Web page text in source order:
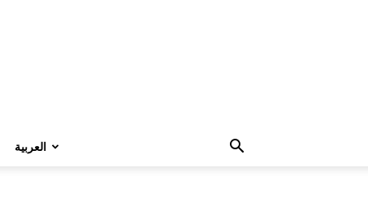
العربية